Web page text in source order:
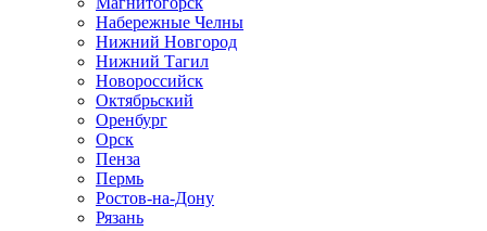
Набережные Челны
Нижний Новгород
Нижний Тагил
Новороссийск
Октябрьский
Оренбург
Орск
Пенза
Пермь
Ростов-на-Дону
Рязань